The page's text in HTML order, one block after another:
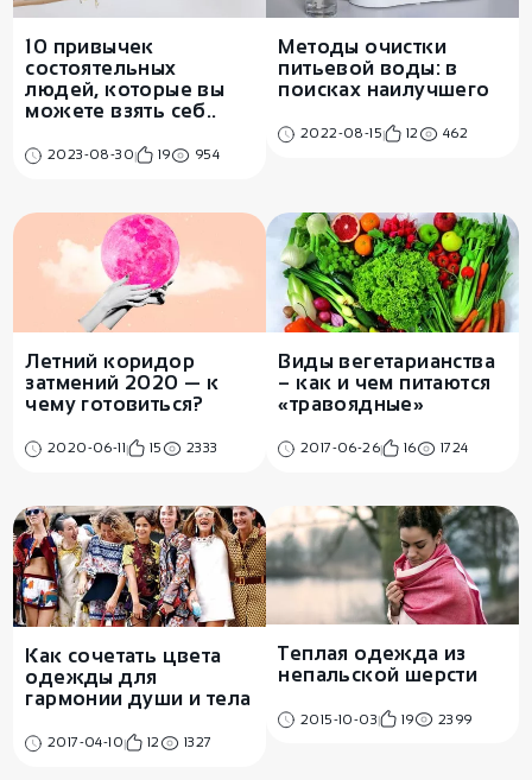
10 привычек
состоятельных
людей, которые вы
можете взять себ..
2023-08-30 19 954
Методы очистки
питьевой воды: в
поисках наилучшего
2022-08-15 12 462
Летний коридор
затмений 2020 — к
чему готовиться?
2020-06-11 15 2333
Виды вегетарианства
– как и чем питаются
«травоядные»
2017-06-26 16 1724
Как сочетать цвета
одежды для
гармонии души и тела
2017-04-10 12 1327
Теплая одежда из
непальской шерсти
2015-10-03 19 2399